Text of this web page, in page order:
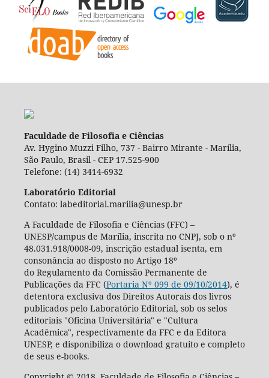
Faculdade de Filosofia e Ciências
Av. Hygino Muzzi Filho, 737 - Bairro Mirante - Marília,
São Paulo, Brasil - CEP 17.525-900
Telefone: (14) 3414-6932
Laboratório Editorial
Contato: labeditorial.marilia@unesp.br
A Faculdade de Filosofia e Ciências (FFC) –
UNESP/campus de Marília, inscrita no CNPJ, sob o nº
48.031.918/0008-09, inscrição estadual isenta, em
consonância ao disposto no Artigo 18º
do Regulamento da Comissão Permanente de
Publicações da FFC (Portaria Nº 099 de 09/10/2014), é
detentora exclusiva dos Direitos Autorais dos livros
publicados pelo Laboratório Editorial, sob os selos
editoriais "Oficina Universitária" e "Cultura
Acadêmica", respectivamente da FFC e da Editora
UNESP, e disponibiliza o download gratuito e completo
de seus e-books.